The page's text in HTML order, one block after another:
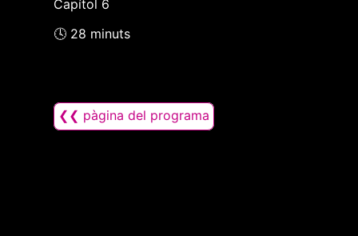
Capítol 6
🕓 28 minuts
❮❮ pàgina del programa